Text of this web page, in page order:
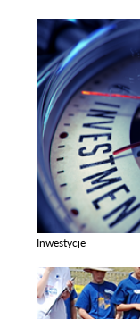
Inwestycje